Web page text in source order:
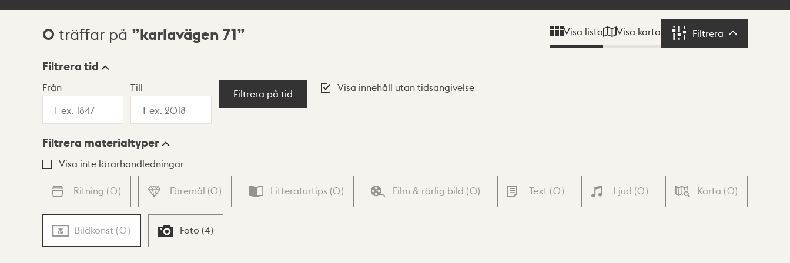
Sökresultat
0 träffar på karlavägen 71 Visa lista Visa karta Filtrera Filtrera
Visningsläge
Lista Karta
Filtrera tid
Från Till
Filtrera på tid
Visa innehåll utan tidsangivelse
Filtrera materialtyper
Visa inte lärarhandledningar
Ritning (0) Föremål (0) Litteraturtips (0) Film & rörlig bild (0) Text (0) Ljud (0) Karta (0)
Bildkonst (0) Foto (4)